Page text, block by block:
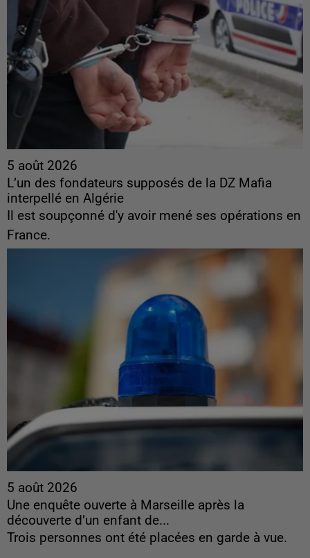
5 août 2026
L’un des fondateurs supposés de la DZ Mafia
interpellé en Algérie
Il est soupçonné d'y avoir mené ses opérations en
France.
5 août 2026
Une enquête ouverte à Marseille après la
découverte d’un enfant de...
Trois personnes ont été placées en garde à vue.